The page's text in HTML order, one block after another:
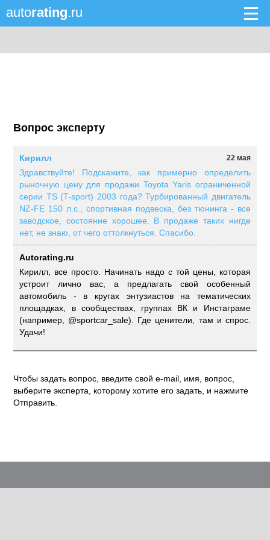
autorating.ru
Вопрос эксперту
22 мая
Кирилл
Здравствуйте! Подскажите, как примерно определить
рыночную цену для продажи Toyota Yaris ограниченной
серии TS (T-sport) 2003 года? Турбированный двигатель
NZ-FE 150 л.с., спортивная подвеска, без тюнинга - все
заводское, состояние хорошее. В продаже таких нигде
нет, не знаю, от чего оттолкнуться. Спасибо.
Autorating.ru
Кирилл, все просто. Начинать надо с той цены, которая
устроит лично вас, а предлагать свой особенный
автомобиль - в кругах энтузиастов на тематических
площадках, в сообществах, группах ВК и Инстаграме
(например, @sportcar_sale). Где ценители, там и спрос.
Удачи!
Чтобы задать вопрос, введите свой e-mail, имя, вопрос,
выберите эксперта, которому хотите его задать, и нажмите
Отправить.